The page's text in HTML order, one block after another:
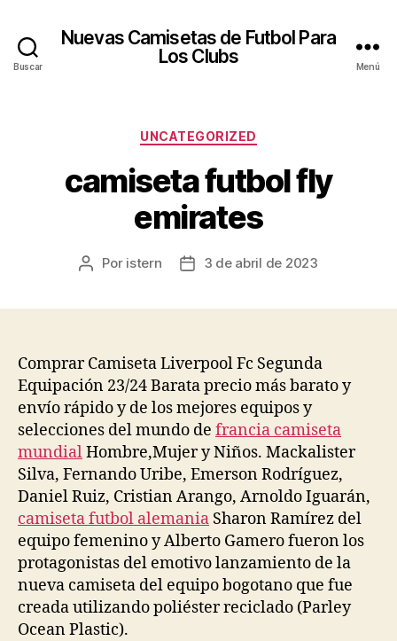
Buscar
Nuevas Camisetas de Futbol Para
Los Clubs
Menú
Categorías
UNCATEGORIZED
camiseta futbol fly
emirates
Autor
Por istern
Fecha3 de abril de 2023
Comprar Camiseta Liverpool Fc Segunda
Equipación 23/24 Barata precio más barato y
envío rápido y de los mejores equipos y
selecciones del mundo de francia camiseta
mundialHombre,Mujer y Niños. Mackalister
Silva, Fernando Uribe, Emerson Rodríguez,
Daniel Ruiz, Cristian Arango, Arnoldo Iguarán,
camiseta futbol alemania Sharon Ramírez del
equipo femenino y Alberto Gamero fueron los
protagonistas del emotivo lanzamiento de la
nueva camiseta del equipo bogotano que fue
creada utilizando poliéster reciclado (Parley
Ocean Plastic).